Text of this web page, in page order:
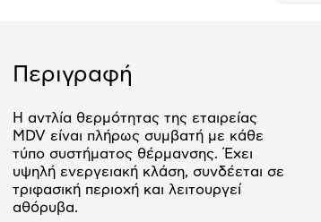
Περιγραφή
Η αντλία θερμότητας της εταιρείας
MDV είναι πλήρως συμβατή με κάθε
τύπο συστήματος θέρμανσης. Έχει
υψηλή ενεργειακή κλάση, συνδέεται σε
τριφασική περιοχή και λειτουργεί
αθόρυβα.